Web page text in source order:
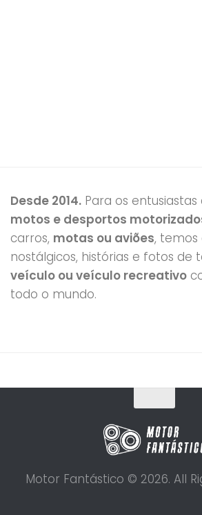
Desde 2014. Para os entusiastas
motos e desportos
carros, motas ou aviões, temos
nostálgicos, histórias e fotos de
veículo ou veículo recreativo
todo o mundo.
Motor Fantástico © 2026. All